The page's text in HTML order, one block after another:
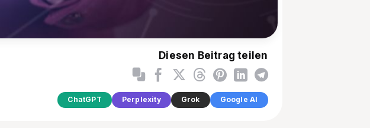
Diesen Beitrag teilen
ChatGPT Perplexity Grok Google AI